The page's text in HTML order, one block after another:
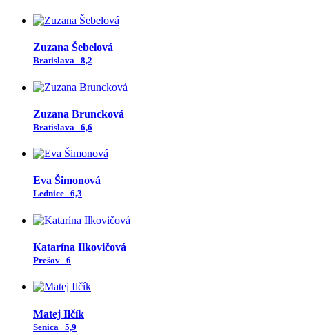
Zuzana Šebelová
Bratislava 8,2
Zuzana Bruncková
Bratislava 6,6
Eva Šimonová
Lednice 6,3
Katarína Ilkovičová
Prešov 6
Matej Ilčík
Senica 5,9